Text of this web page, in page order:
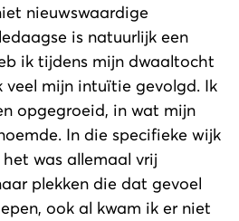
nieuwswaardige
is natuurlijk een
ik tijdens mijn dwaaltocht
veel mijn intuïtie gevolgd. Ik
opgegroeid, in wat mijn
In die specifieke wijk
was allemaal vrij
plekken die dat gevoel
ook al kwam ik er niet